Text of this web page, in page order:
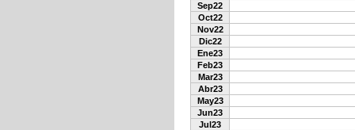
Sep22
Oct22
Nov22
Dic22
Ene23
Feb23
Mar23
Abr23
May23
Jun23
Jul23